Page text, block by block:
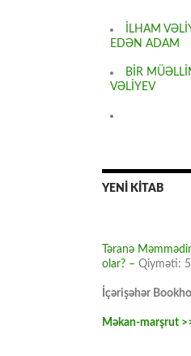
İLHAM
EDƏN ADAM
BİR
VƏLİYEV
YENİ KİTAB
Təranə
olar? – Qiyməti:
İçərişəhər
Məkan-marşrut